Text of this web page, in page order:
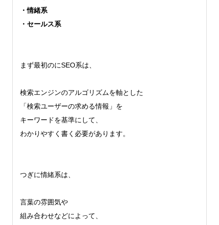
・情緒系
・セールス系
まず最初のにSEO系は、
検索エンジンのアルゴリズムを軸とした
「検索ユーザーの求める情報」を
キーワードを基準にして、
わかりやすく書く必要があります。
つぎに情緒系は、
言葉の雰囲気や
組み合わせなどによって、